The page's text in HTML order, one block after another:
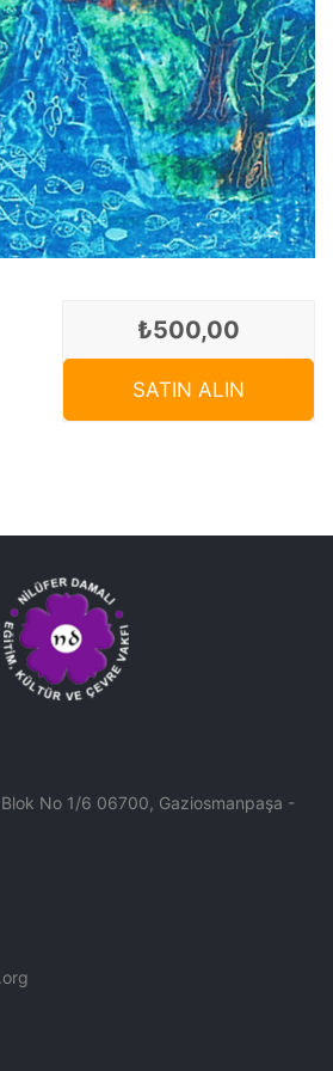
₺500,00
SATIN ALIN
No 1/6 06700, Gaziosmanpaşa -